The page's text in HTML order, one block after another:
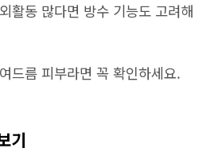
활동 많다면 방수 기능도 고려해
여드름 피부라면 꼭 확인하세요.
기